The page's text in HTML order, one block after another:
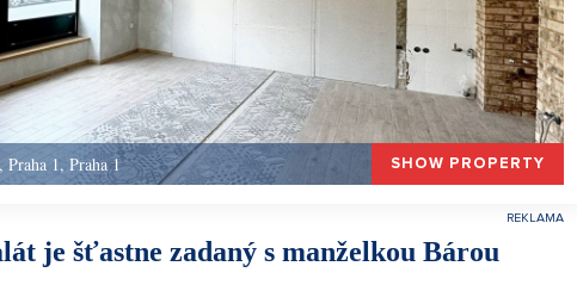
1, Praha 1 SHOW PROPERTY
je šťastne zadaný s manželkou Bárou